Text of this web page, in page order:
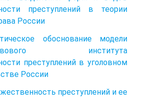
преступлений в теории
России
обоснование модели
правового института
преступлений в уголовном
России
преступлений и ее